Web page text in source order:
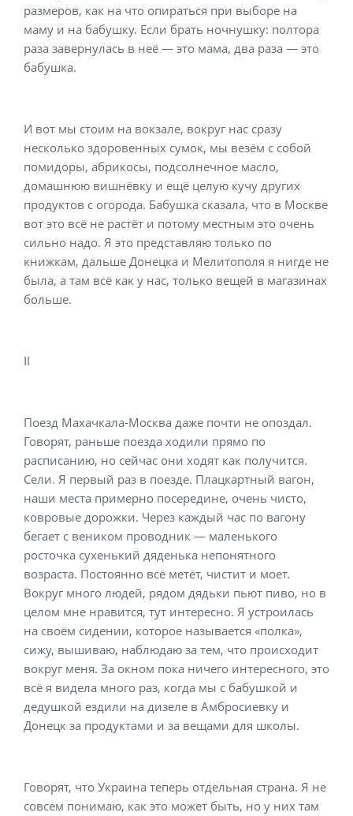
размеров, как на что опираться при выборе на
маму и на бабушку. Если брать ночнушку: полтора
раза завернулась в неё — это мама, два раза — это
бабушка.
И вот мы стоим на вокзале, вокруг нас сразу
несколько здоровенных сумок, мы везём с собой
помидоры, абрикосы, подсолнечное масло,
домашнюю вишнёвку и ещё целую кучу других
продуктов с огорода. Бабушка сказала, что в Москве
вот это всё не растёт и потому местным это очень
сильно надо. Я это представляю только по
книжкам, дальше Донецка и Мелитополя я нигде не
была, а там всё как у нас, только вещей в магазинах
больше.
II
Поезд Махачкала-Москва даже почти не опоздал.
Говорят, раньше поезда ходили прямо по
расписанию, но сейчас они ходят как получится.
Сели. Я первый раз в поезде. Плацкартный вагон,
наши места примерно посередине, очень чисто,
ковровые дорожки. Через каждый час по вагону
бегает с веником проводник — маленького
росточка сухенький дяденька непонятного
возраста. Постоянно всё метёт, чистит и моет.
Вокруг много людей, рядом дядьки пьют пиво, но в
целом мне нравится, тут интересно. Я устроилась
на своём сидении, которое называется «полка»,
сижу, вышиваю, наблюдаю за тем, что происходит
вокруг меня. За окном пока ничего интересного, это
всё я видела много раз, когда мы с бабушкой и
дедушкой ездили на дизеле в Амбросиевку и
Донецк за продуктами и за вещами для школы.
Говорят, что Украина теперь отдельная страна. Я не
совсем понимаю, как это может быть, но у них там